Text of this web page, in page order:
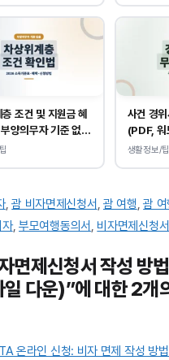
조건 및 지원금 혜
양의무자 기준 없
산만 봅니다.
사건 경
(PDF, 워
및 예시
생활정보/팁
,괌 비자면제신청서 , 괌 여행,괌 여
자,부모여행동의서 , 비자면제신청서
면제신청서 작성 방
일 다운)”에 대한 2개
온라인 신청: 비자 면제 작성 방